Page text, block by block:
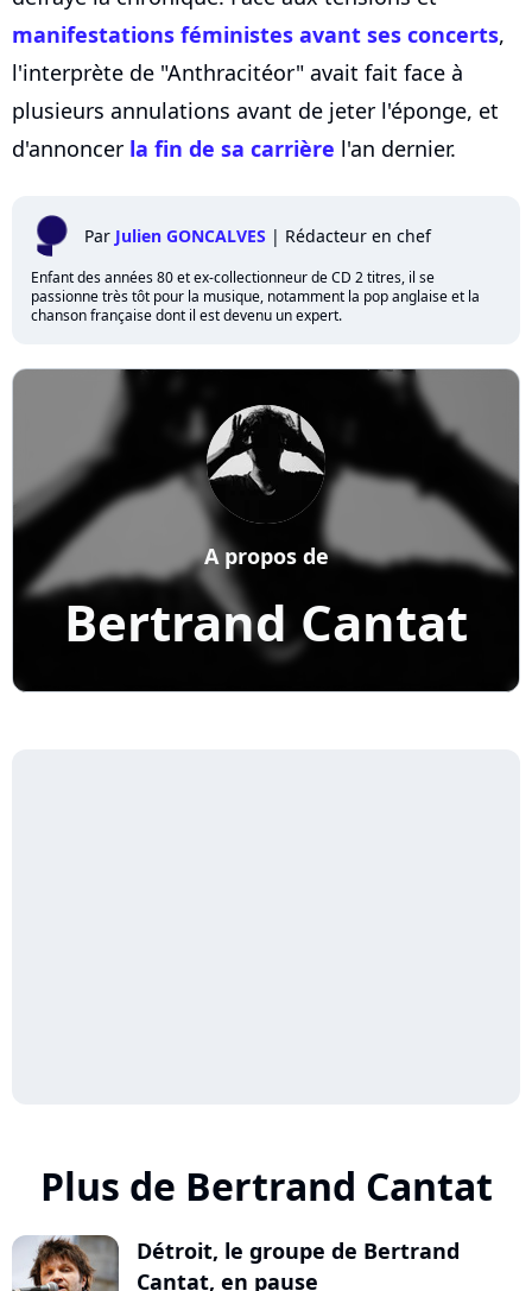
manifestations féministes avant ses concerts,
l'interprète de "Anthracitéor" avait fait face à
plusieurs annulations avant de jeter l'éponge, et
d'annoncer la fin de sa carrière l'an dernier.
Par Julien GONCALVES | Rédacteur en chef
Enfant des années 80 et ex-collectionneur de CD 2 titres, il se
passionne très tôt pour la musique, notamment la pop anglaise et la
chanson française dont il est devenu un expert.
Bertrand Cantat
A propos de
Plus de Bertrand Cantat
Détroit, le groupe de Bertrand
Cantat, en pause